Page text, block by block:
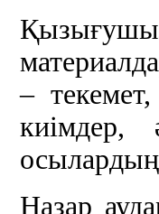
–
киімдер,
осылардың
Назар